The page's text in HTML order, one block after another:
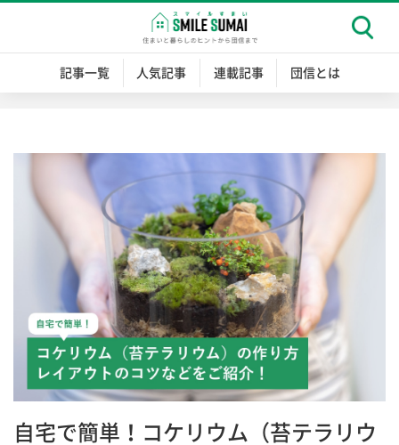
記事一覧 人気記事 連載記事 団信とは
自宅で簡単！コケリウム（苔テラリウ